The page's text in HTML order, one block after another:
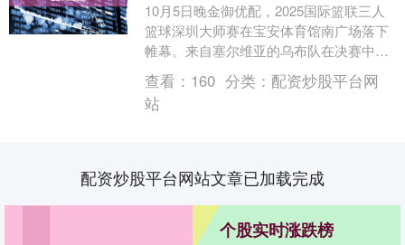
10月5日晚金御优配，2025国际篮联三人
篮球深圳大师赛在宝安体育馆南广场落下
帷幕。来自塞尔维亚的乌布队在决赛中击
败立陶宛的劳东德瓦利斯队，本赛季第六
次夺得大师....
查看： 160 分类： 配资炒股平台网
站
配资炒股平台网站文章已加载完成
个股实时涨跌榜